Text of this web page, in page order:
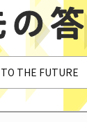
TO THE FUTURE